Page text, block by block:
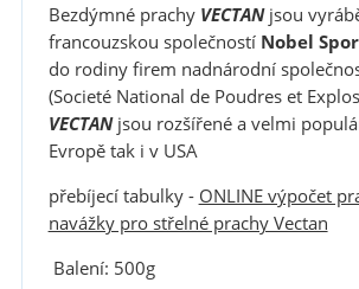
Bezdýmné prachy VECTANjsou
francouzskou společností Nobel
do rodiny firem nadnárodní
(Societé National de Poudres et
VECTANjsou rozšířené a velmi
Evropě tak i v USA
přebíjecí tabulky - ONLINE výpočet
navážky pro střelné prachy Vectan
Balení: 500g